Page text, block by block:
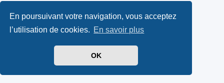
En poursuivant votre navigation, vous acceptez
l’utilisation de cookies. En savoir plus
OK